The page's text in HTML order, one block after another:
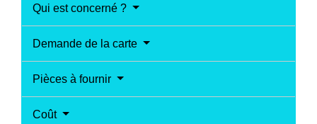
Qui est concerné ?
Demande de la carte
Pièces à fournir
Coût